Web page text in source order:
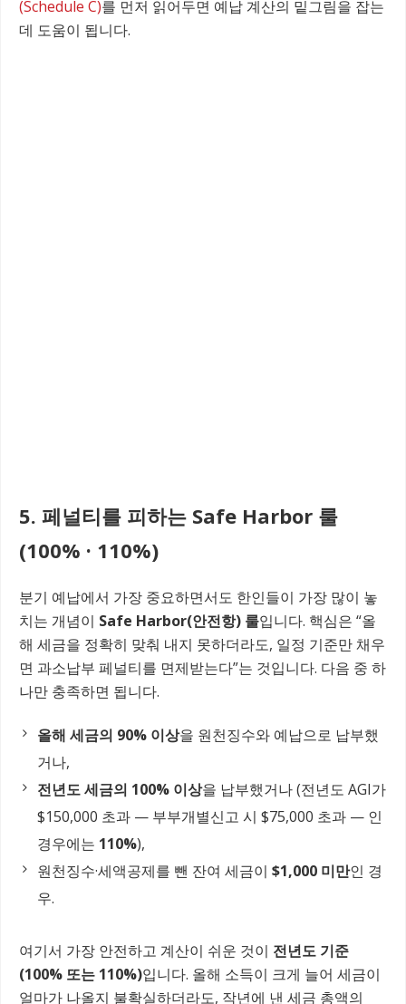
(Schedule C)를 먼저 읽어두면 예납 계산의 밑그림을 잡는
데 도움이 됩니다.
5. 페널티를 피하는 Safe Harbor 룰
(100% · 110%)
분기 예납에서 가장 중요하면서도 한인들이 가장 많이 놓
치는 개념이 Safe Harbor(안전항) 룰입니다. 핵심은 “올
해 세금을 정확히 맞춰 내지 못하더라도, 일정 기준만 채우
면 과소납부 페널티를 면제받는다”는 것입니다. 다음 중 하
나만 충족하면 됩니다.
올해 세금의 90% 이상을 원천징수와 예납으로 납부했
거나,
전년도 세금의 100% 이상을 납부했거나 (전년도 AGI가
$150,000 초과 — 부부개별신고 시 $75,000 초과 — 인
경우에는 110%),
원천징수·세액공제를 뺀 잔여 세금이 $1,000 미만인 경
우.
여기서 가장 안전하고 계산이 쉬운 것이 전년도 기준
(100% 또는 110%)입니다. 올해 소득이 크게 늘어 세금이
얼마가 나올지 불확실하더라도, 작년에 낸 세금 총액의